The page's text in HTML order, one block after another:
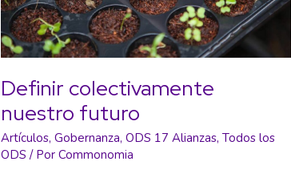
Definir colectivamente
nuestro futuro
Artículos, Gobernanza, ODS 17 Alianzas, Todos los
ODS / Por Commonomia